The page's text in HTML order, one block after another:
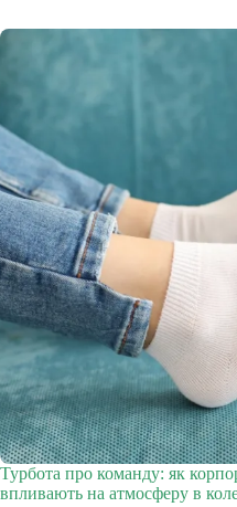
Турбота про команду: як
впливають на атмосферу в